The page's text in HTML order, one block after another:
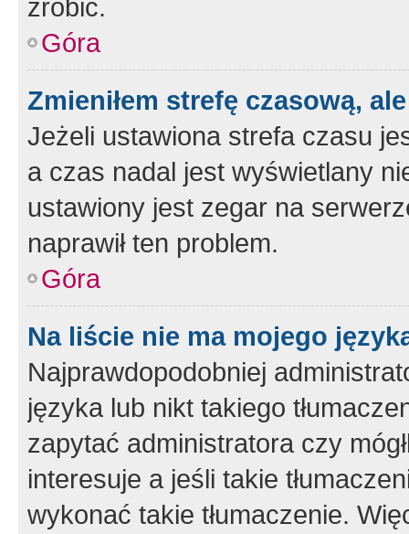
zrobić.
Góra
Zmieniłem strefę czasową,
Jeżeli ustawiona strefa czasu
a czas nadal jest wyświetlany
ustawiony jest zegar na
naprawił ten problem.
Góra
Na liście nie ma mojego
Najprawdopodobniej
języka lub nikt takiego
zapytać administratora czy
interesuje a jeśli takie
wykonać takie tłumaczenie.